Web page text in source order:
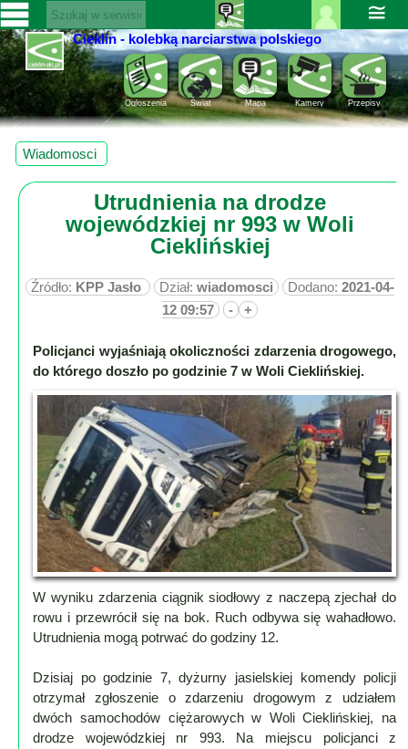
SERWISY
CIEKLIN-
SKI.PL
Wiadomości
Kultura
Sport
Fotorelacja
Narty
Ciekawostki
Lokalne
Kamery
Informacje
Przydatne
Plakaty
Parafia
Instytucje
Organizacje
Cieklin
Noclegi
Firmy
Zaloguj
się ››
Rejestracja
Pomoc
≅
Cieklin - kolebką narciarstwa polskiego
Przepisy
Kamery
Mapa
Świat
Ogloszenia
Wiadomosci
Utrudnienia na drodze
wojewódzkiej nr 993 w Woli
Cieklińskiej
Źródło: KPP Jasło Dział:wiadomosci Dodano:2021-04-
12 09:57
- +
Policjanci wyjaśniają okoliczności zdarzenia drogowego,
do którego doszło po godzinie 7 w Woli Cieklińskiej.
W wyniku zdarzenia ciągnik siodłowy z naczepą zjechał do
rowu i przewrócił się na bok. Ruch odbywa się wahadłowo.
Utrudnienia mogą potrwać do godziny 12.
Dzisiaj po godzinie 7, dyżurny jasielskiej komendy policji
otrzymał zgłoszenie o zdarzeniu drogowym z udziałem
dwóch samochodów ciężarowych w Woli Cieklińskiej, na
drodze wojewódzkiej nr 993. Na miejscu policjanci z